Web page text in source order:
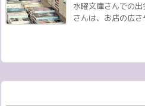
水曜文庫さんでの
さんは、お店の広